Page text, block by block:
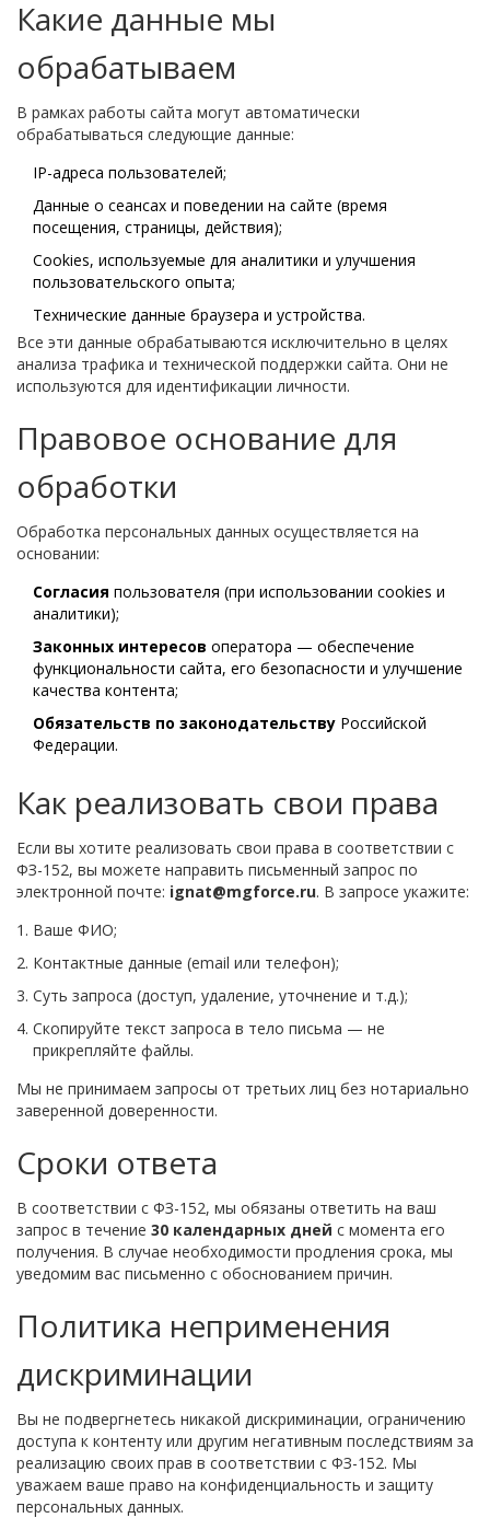
Какие данные мы
обрабатываем
В рамках работы сайта могут автоматически
обрабатываться следующие данные:
IP-адреса пользователей;
Данные о сеансах и поведении на сайте (время
посещения, страницы, действия);
Cookies, используемые для аналитики и улучшения
пользовательского опыта;
Технические данные браузера и устройства.
Все эти данные обрабатываются исключительно в целях
анализа трафика и технической поддержки сайта. Они не
используются для идентификации личности.
Правовое основание для
обработки
Обработка персональных данных осуществляется на
основании:
Согласия пользователя (при использовании cookies и
аналитики);
Законных интересов оператора — обеспечение
функциональности сайта, его безопасности и улучшение
качества контента;
Обязательств по законодательству Российской
Федерации.
Как реализовать свои права
Если вы хотите реализовать свои права в соответствии с
ФЗ-152, вы можете направить письменный запрос по
электронной почте: ignat@mgforce.ru. В запросе укажите:
Ваше ФИО;
Контактные данные (email или телефон);
Суть запроса (доступ, удаление, уточнение и т.д.);
Скопируйте текст запроса в тело письма — не
прикрепляйте файлы.
Мы не принимаем запросы от третьих лиц без нотариально
заверенной доверенности.
Сроки ответа
В соответствии с ФЗ-152, мы обязаны ответить на ваш
запрос в течение 30 календарных дней с момента его
получения. В случае необходимости продления срока, мы
уведомим вас письменно с обоснованием причин.
Политика неприменения
дискриминации
Вы не подвергнетесь никакой дискриминации, ограничению
доступа к контенту или другим негативным последствиям за
реализацию своих прав в соответствии с ФЗ-152. Мы
уважаем ваше право на конфиденциальность и защиту
персональных данных.